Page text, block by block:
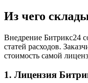
Из чего
Внедрение Битрикс24
статей расходов.
стоимость самой
1. Лицензия